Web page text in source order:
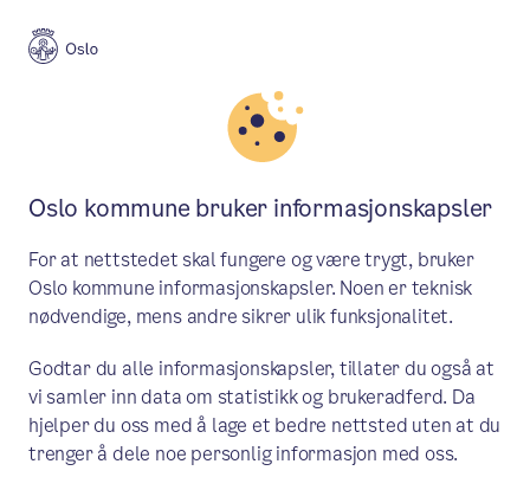
Nå treffer klimaundervisningen
klasserommet
Er du lærer på ungdomsskole eller
videregående? Da kan du og elevene få
gratis klimaforedrag fra Klimapilotene.
Klimaskolen.no er oppdatert med nye
Oslo kommune bruker informasjonskapsler
For at nettstedet skal fungere og være trygt, bruker
Oslo kommune informasjonskapsler. Noen er teknisk
nødvendige, mens andre sikrer ulik funksjonalitet.
Godtar du alle informasjonskapsler, tillater du også at
vi samler inn data om statistikk og brukeradferd. Da
hjelper du oss med å lage et bedre nettsted uten at du
trenger å dele noe personlig informasjon med oss.